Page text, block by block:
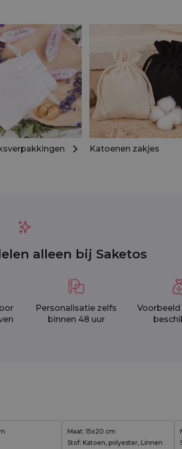
Katoenen zakjes
alleen bij Saketos
Personalisatie zelfs
binnen 48 uur
Maat: 15x20 cm
Stof: Katoen, polyester, Linnen